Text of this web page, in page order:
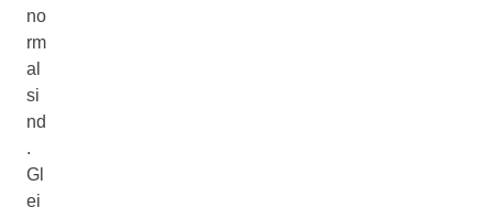
no
rm
al
si
nd
.
Gl
ei